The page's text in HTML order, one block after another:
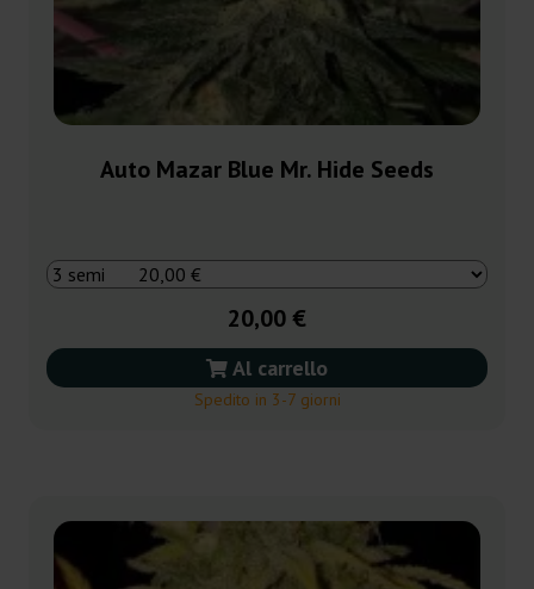
Auto Mazar Blue Mr. Hide Seeds
20,00 €
Al carrello
Spedito in 3-7 giorni